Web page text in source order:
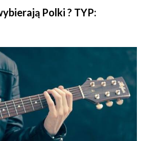
Polki ? TYP: